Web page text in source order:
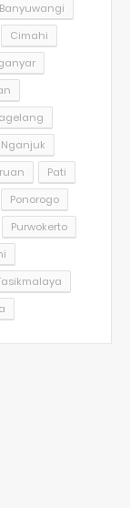
Banyuwangi
Cimahi
Nganjuk
Pati
Ponorogo
Purwokerto